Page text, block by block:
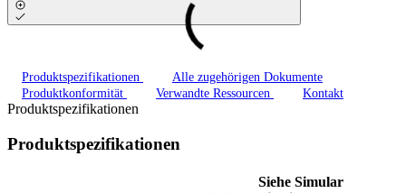
Produktspezifikationen
Alle zugehörigen Dokumente
Produktkonformität
Verwandte Ressourcen Kontakt
Produktspezifikationen
Produktspezifikationen
Siehe Simular